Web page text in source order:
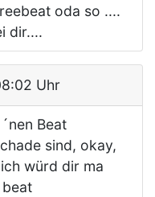
oda so ....
dir....
Uhr
Beat
sind, okay,
würd dir ma